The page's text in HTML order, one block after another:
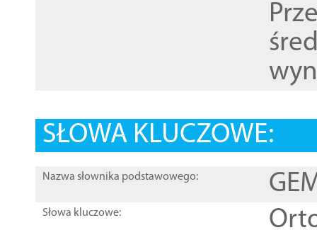
SŁOWA KLUCZOWE:
Nazwa słownika podstawowego:
Słowa kluczowe: